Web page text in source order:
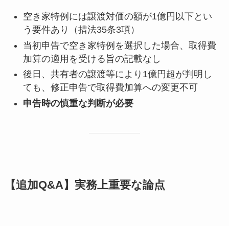
空き家特例には譲渡対価の額が1億円以下とい
う要件あり（措法35条3項）
当初申告で空き家特例を選択した場合、取得費
加算の適用を受ける旨の記載なし
後日、共有者の譲渡等により1億円超が判明し
ても、修正申告で取得費加算への変更不可
申告時の慎重な判断が必要
【追加Q&A】実務上重要な論点